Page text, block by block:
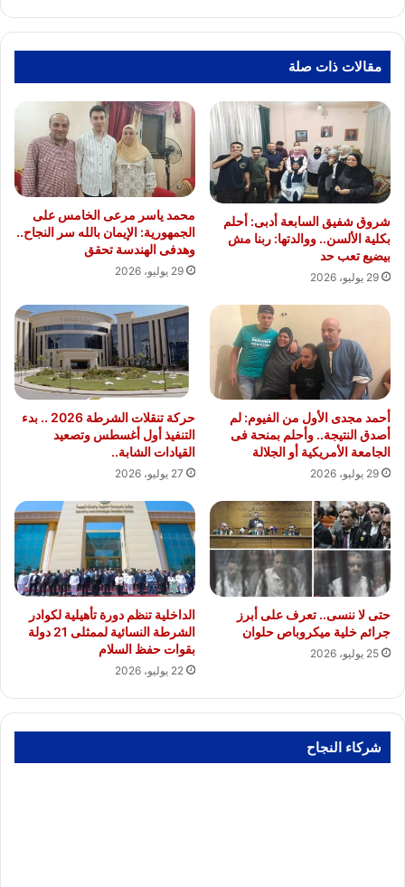
مقالات ذات صلة
شروق شفيق السابعة أدبى: أحلم
بكلية الألسن.. ووالدتها: ربنا مش
بيضيع تعب حد
29 يوليو، 2026
محمد ياسر مرعى الخامس على
الجمهورية: الإيمان بالله سر النجاح..
وهدفى الهندسة تحقق
29 يوليو، 2026
أحمد مجدى الأول من الفيوم: لم
أصدق النتيجة.. وأحلم بمنحة فى
الجامعة الأمريكية أو الجلالة
29 يوليو، 2026
حركة تنقلات الشرطة 2026 .. بدء
التنفيذ أول أغسطس وتصعيد
القيادات الشابة..
27 يوليو، 2026
حتى لا ننسى.. تعرف على أبرز
جرائم خلية ميكروباص حلوان
25 يوليو، 2026
الداخلية تنظم دورة تأهيلية لكوادر
الشرطة النسائية لممثلى 21 دولة
بقوات حفظ السلام
22 يوليو، 2026
شركاء النجاح